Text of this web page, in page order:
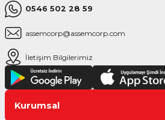
0546 502 28 59
assemcorp@assemcorp.com
İletişim Bilgilerimiz
Kurumsal